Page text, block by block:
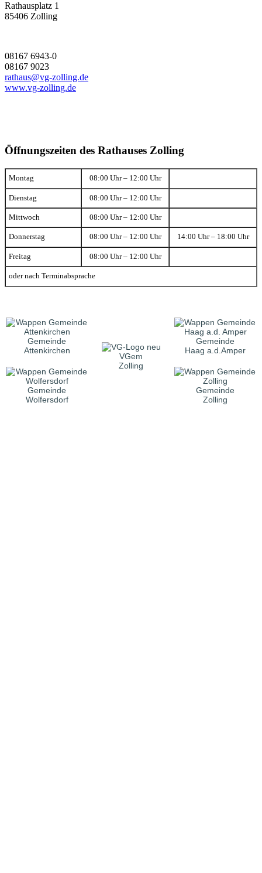
Rathausplatz 1
85406 Zolling
08167 6943-0
08167 9023
rathaus@vg-zolling.de
www.vg-zolling.de
Öffnungszeiten des Rathauses Zolling
Montag 08:00 Uhr – 12:00 Uhr
Dienstag 08:00 Uhr – 12:00 Uhr
Mittwoch 08:00 Uhr – 12:00 Uhr
Donnerstag 08:00 Uhr – 12:00 Uhr 14:00 Uhr – 18:00 Uhr
Freitag 08:00 Uhr – 12:00 Uhr
oder nach Terminabsprache
Gemeinde
Attenkirchen
VGem
Zolling
Gemeinde
Haag a.d.Amper
Gemeinde
Wolfersdorf
Gemeinde
Zolling